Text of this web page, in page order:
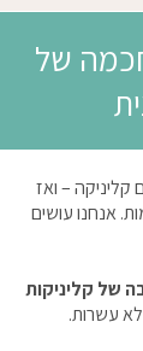
של
קליניקה – ואז
אנחנו עושים
של קליניקות
עשרות.